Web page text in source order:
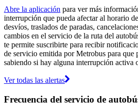
Abre la aplicación para ver más
interrupción que pueda afectar al horario
desvíos, traslados de paradas,
cambios en el servicio de la ruta del
te permite suscribirte para recibir
de servicio emitida por Metrobus para que
sabiendo si hay alguna interrupción activa
Ver todas las alertas
Frecuencia del servicio de